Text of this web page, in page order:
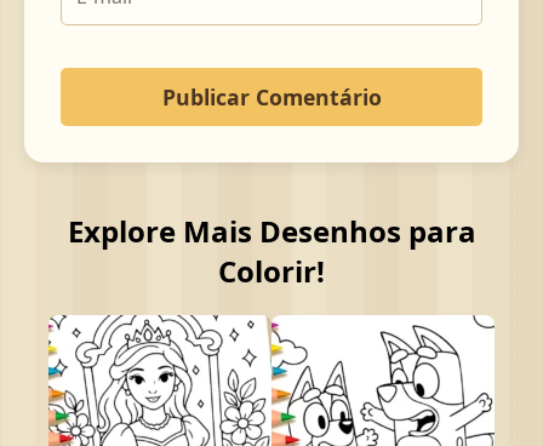
Explore Mais Desenhos para
Colorir!